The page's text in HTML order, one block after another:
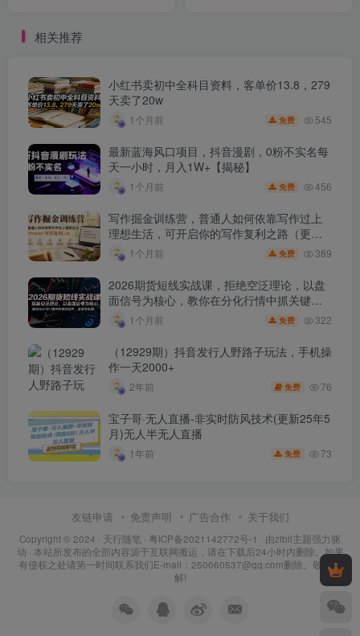
相关推荐
小红书卖初中全科目资料，客单价13.8，279
天卖了20w
1个月前 免费 545
最新蓝海风口项目，抖音漫剧，0粉不实名每
天一小时，月入1W+【揭秘】
1个月前 免费 456
写作掘金训练营，普通人如何依靠写作过上
理想生活，可开启你的写作复利之路（更新6
月） 1个月前 免费 389
2026期货短线实战课，拒绝空泛理论，以盘
面信号为核心，教你在分化行情中抓关键品
种、避诱多陷阱
1个月前 免费 322
（12929期）抖音发行人野路子玩法，手机操
作一天2000+
2年前 免费 76
宝子哥·无人直播-非实时防风技术(更新25年5
月)无人半无人直播
1年前 免费 73
友链申请 免责声明 广告合作 关于我们
Copyright © 2024 · 天行随笔 · 粤ICP备2021142772号-1 · 由zibll主题强力驱
动 · 本站所发布的全部内容源于互联网搬运，请在下载后24小时内删除。如果
有侵权之处请第一时间联系我们E-mail：250060537@qq.com删除。敬请谅
解!